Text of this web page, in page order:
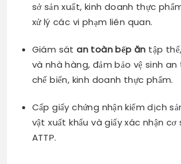
sở sản xuất, kinh doanh thực
xử lý các vi phạm liên quan.
Giám sátan toàn bếp ăn tập
và nhà hàng, đảm bảo vệ sinh
chế biến, kinh doanh thực phẩm.
Cấp giấy chứng nhận kiểm dịch
vật xuất khẩu và giấy xác nhận cơ
ATTP.